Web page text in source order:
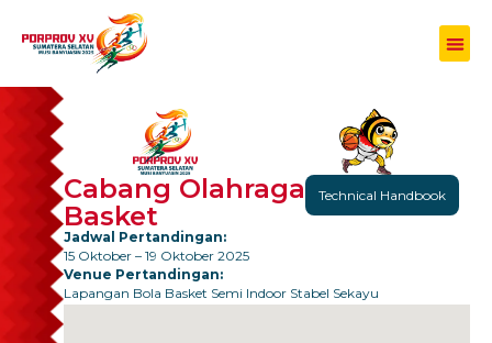
Cabang Olahraga
Basket
Technical Handbook
Jadwal Pertandingan:
15 Oktober – 19 Oktober 2025
Venue Pertandingan:
Lapangan Bola Basket Semi Indoor Stabel Sekayu